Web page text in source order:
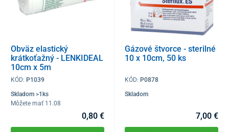
Obväz elastický
krátkoťažný - LENKIDEAL
10cm x 5m
KÓD: P1039
Skladom >1ks
Môžete mať 11.08
0,80 €
Gázové štvorce - sterilné
10 x 10cm, 50 ks
KÓD:P0878
Skladom
7,00 €